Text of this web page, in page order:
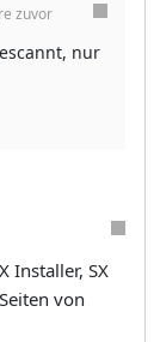
zuvor
nur
Installer, SX
von